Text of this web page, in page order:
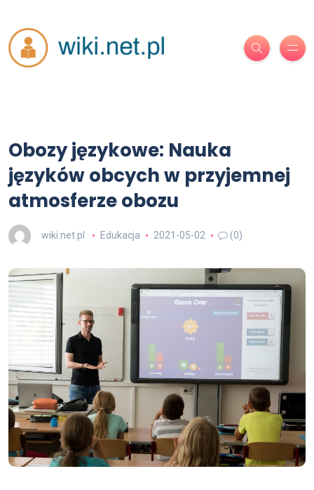
Obozy językowe: Nauka
języków obcych w przyjemnej
atmosferze obozu
wiki.net.pl Edukacja 2021-05-02 (0)